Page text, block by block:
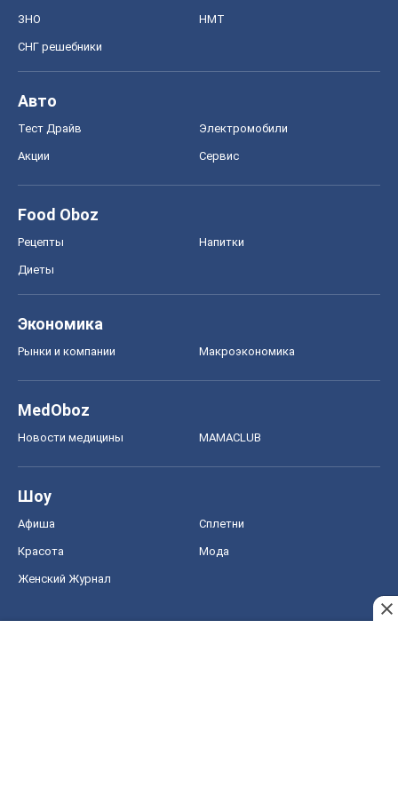
ЗНО НМТ
СНГ решебники
Авто
Тест Драйв Электромобили
Акции Сервис
Food Oboz
Рецепты Напитки
Диеты
Экономика
Рынки и компании Mакроэкономика
MedOboz
Новости медицины MAMACLUB
Шоу
Афиша Сплетни
Красота Мода
Женский Журнал